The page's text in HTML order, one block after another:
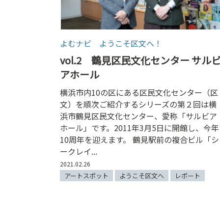
よむナビ ようこそ区文へ！
vol.2 鶴見区民文化センター サル
アホール
横浜市内10の区にある区民文化センター（区
文）を順次ご紹介するシリーズの第２回は横
浜市鶴見区民文化センター、愛称「サルビア
ホール」です。2011年3月5日に開館し、今年
10周年を迎えます。 鶴見駅前の複合ビル「シ
ークレイ...
2021.02.26
アートスポット ようこそ区文へ レポート